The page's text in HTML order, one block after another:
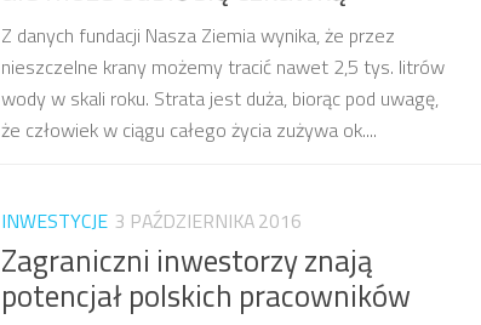
Z danych fundacji Nasza Ziemia wynika, że przez
nieszczelne krany możemy tracić nawet 2,5 tys. litrów
wody w skali roku. Strata jest duża, biorąc pod uwagę,
że człowiek w ciągu całego życia zużywa ok....
INWESTYCJE 3 PAŹDZIERNIKA 2016
Zagraniczni inwestorzy znają
potencjał polskich pracowników